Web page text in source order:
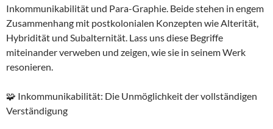
Inkommunikabilität und Para-Graphie. Beide stehen in engem
Zusammenhang mit postkolonialen Konzepten wie Alterität,
Hybridität und Subalternität. Lass uns diese Begriffe
miteinander verweben und zeigen, wie sie in seinem Werk
resonieren.
🧩 Inkommunikabilität: Die Unmöglichkeit der vollständigen
Verständigung